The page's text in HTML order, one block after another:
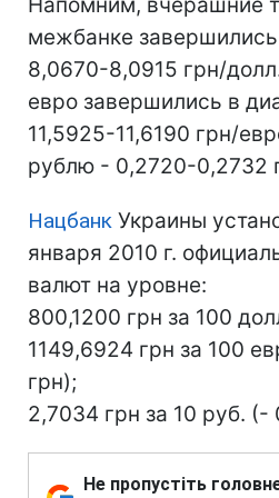
межбанке
8,0670-8,0915 грн/
евро завершились в
11,5925-11,6190 грн/
рублю - 0,2720-0,2732
Нацбанк Украины
января 2010 г.
валют на уровне:
800,1200 грн за 100
1149,6924 грн за 100
грн);
2,7034 грн за 10 руб. (-
Не пропустіть